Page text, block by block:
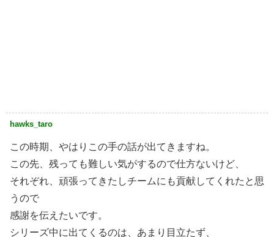
hawks_taro
この時期、やはりこの手の話が出てきますね。
この先、残っても難しい気がするので仕方ないけど、
それぞれ、頑張ってきたしチームにも貢献してくれたと思
うので
感謝を伝えたいです。
シリーズ中に出てくるのは、あまり目立たず、